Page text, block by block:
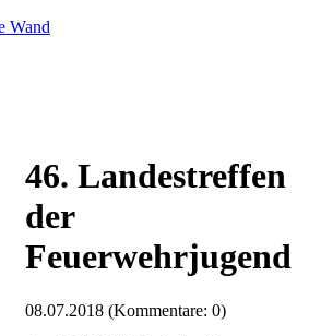
Wand
46. Landestreffen
der
Feuerwehrjugend
08.07.2018 (Kommentare: 0)